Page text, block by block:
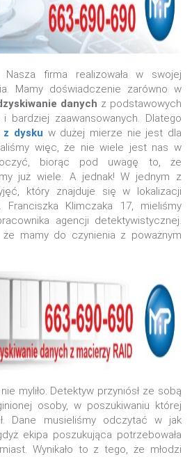
Nasza firma realizowała w swojej
Mamy doświadczenie zarówno w
danych z podstawowych
bardziej zaawansowanych. Dlatego
z dysku w dużej mierze nie jest dla
więc, że nie wiele jest nas w
biorąc pod uwagę to, że
już wiele. A jednak! W jednym z
który znajduje się w lokalizacji
Franciszka Klimczaka 17, mieliśmy
agencji detektywistycznej.
że mamy do czynienia z poważnym
myliło. Detektyw przyniósł ze sobą
osoby, w poszukiwaniu której
Dane musieliśmy odczytać w jak
ekipa poszukująca potrzebowała
Wynikało to z tego, że młodzi